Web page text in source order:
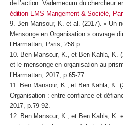
de l’action. Vademecum du chercheur
édition EMS Mangement & Société,
Ben Mansour, K. et al. (2017). « Un
Mensonge en Organisation » ouvrage
l’Harmattan, Paris, 258 p.
Ben Mansour, K., et Ben Kahla, K.
et le mensonge en organisation au
l’Harmattan, 2017, p.65-77.
Ben Mansour, K., et Ben Kahla, K.
Organisation : entre confiance et
2017, p.79-92.
Ben Mansour, K., et Ben Kahla, K.